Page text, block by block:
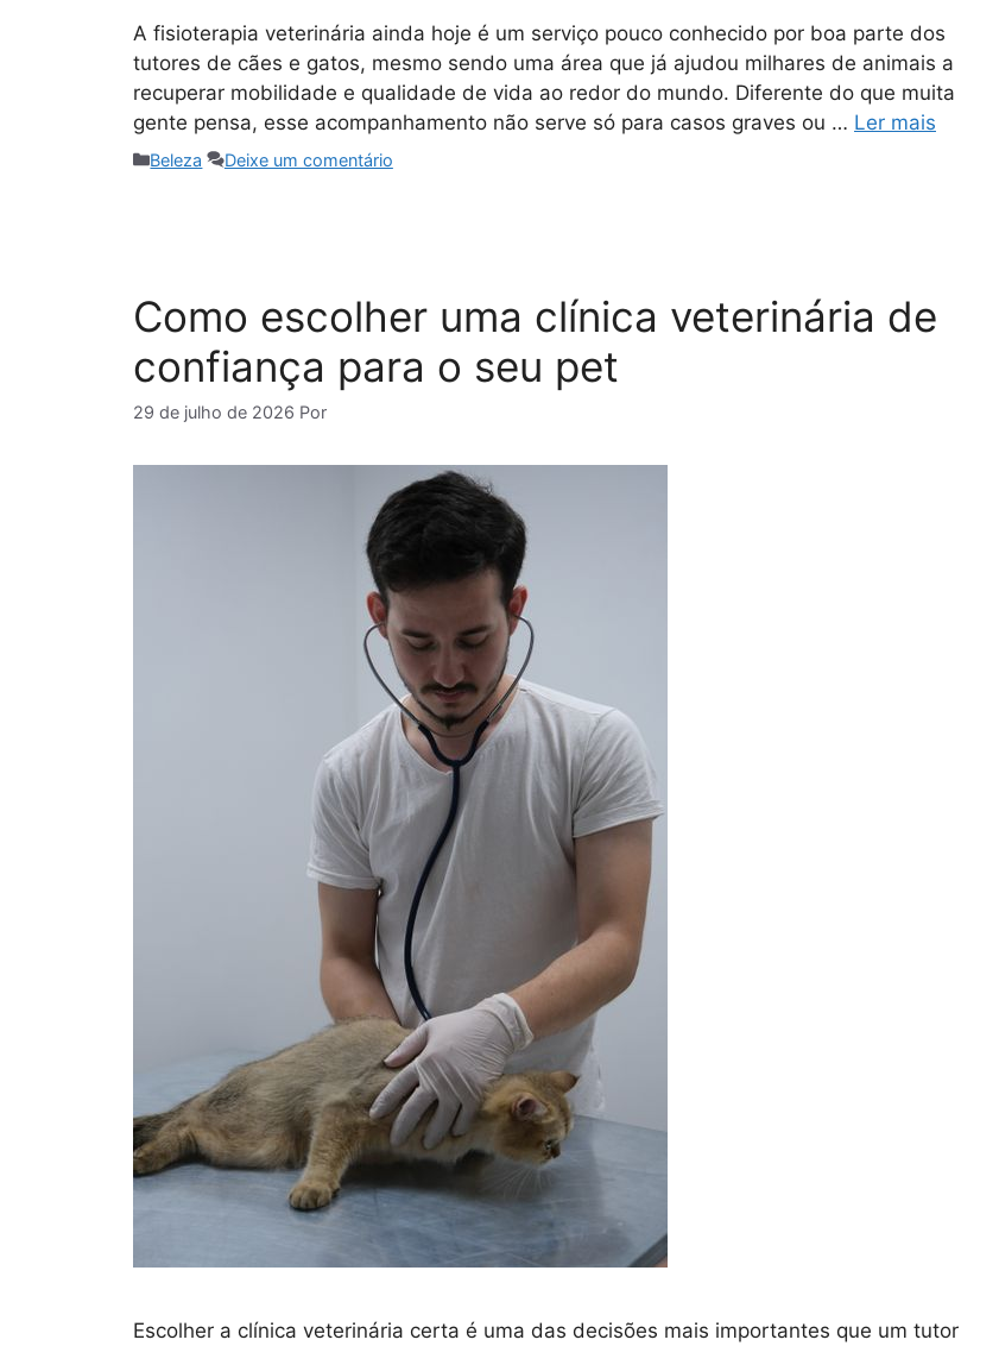
A fisioterapia veterinária ainda hoje é um serviço pouco conhecido por boa parte dos
tutores de cães e gatos, mesmo sendo uma área que já ajudou milhares de animais a
recuperar mobilidade e qualidade de vida ao redor do mundo. Diferente do que muita
gente pensa, esse acompanhamento não serve só para casos graves ou … Ler mais
Categorias
Beleza Deixe um comentário
Como escolher uma clínica veterinária de
confiança para o seu pet
29 de julho de 2026 Por
Escolher a clínica veterinária certa é uma das decisões mais importantes que um tutor